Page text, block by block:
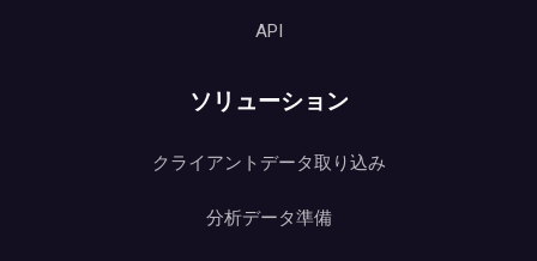
API
ソリューション
クライアントデータ取り込み
分析データ準備